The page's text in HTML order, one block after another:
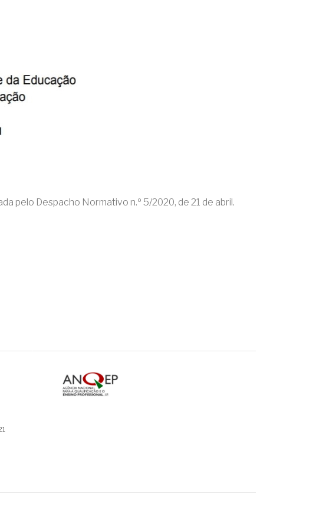
pelo Despacho Normativo n.º 5/2020, de 21 de abril.